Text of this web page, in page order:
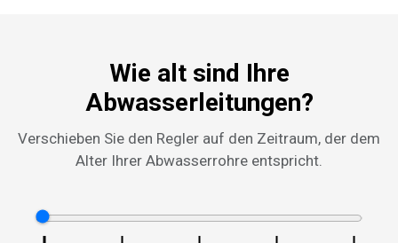
Wie alt sind Ihre
Abwasserleitungen?
Verschieben Sie den Regler auf den Zeitraum, der dem
Alter Ihrer Abwasserrohre entspricht.